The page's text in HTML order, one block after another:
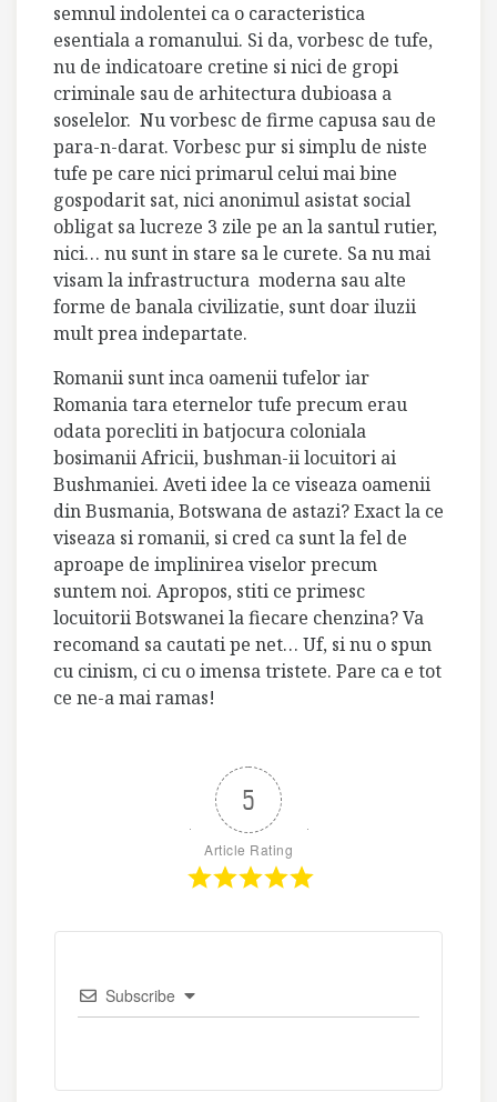
semnul indolentei ca o caracteristica
esentiala a romanului. Si da, vorbesc de tufe,
nu de indicatoare cretine si nici de gropi
criminale sau de arhitectura dubioasa a
soselelor. Nu vorbesc de firme capusa sau de
para-n-darat. Vorbesc pur si simplu de niste
tufe pe care nici primarul celui mai bine
gospodarit sat, nici anonimul asistat social
obligat sa lucreze 3 zile pe an la santul rutier,
nici… nu sunt in stare sa le curete. Sa nu mai
visam la infrastructura moderna sau alte
forme de banala civilizatie, sunt doar iluzii
mult prea indepartate.
Romanii sunt inca oamenii tufelor iar
Romania tara eternelor tufe precum erau
odata porecliti in batjocura coloniala
bosimanii Africii, bushman-ii locuitori ai
Bushmaniei. Aveti idee la ce viseaza oamenii
din Busmania, Botswana de astazi? Exact la ce
viseaza si romanii, si cred ca sunt la fel de
aproape de implinirea viselor precum
suntem noi. Apropos, stiti ce primesc
locuitorii Botswanei la fiecare chenzina? Va
recomand sa cautati pe net… Uf, si nu o spun
cu cinism, ci cu o imensa tristete. Pare ca e tot
ce ne-a mai ramas!
5
Article Rating
Subscribe